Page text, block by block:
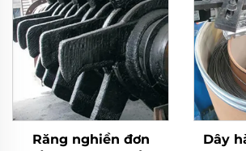
Răng nghiền đơn
Dây